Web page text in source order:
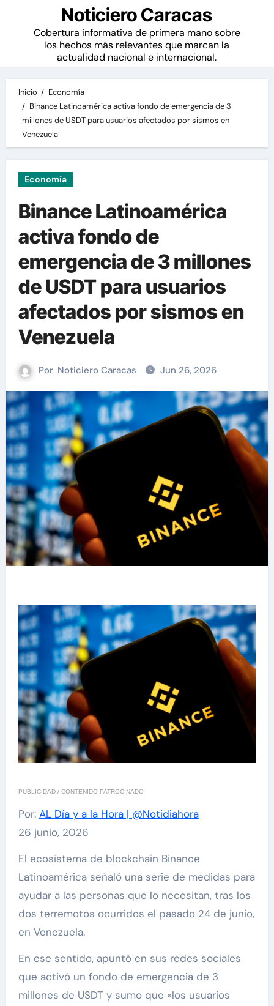
Noticiero Caracas
Cobertura informativa de primera mano sobre
los hechos más relevantes que marcan la
actualidad nacional e internacional.
Inicio
Economía
Binance Latinoamérica activa fondo de emergencia de 3
millones de USDT para usuarios afectados por sismos en
Venezuela
Economía
Binance Latinoamérica
activa fondo de
emergencia de 3 millones
de USDT para usuarios
afectados por sismos en
Venezuela
Por Noticiero Caracas Jun 26, 2026
PUBLICIDAD / CONTENIDO PATROCINADO
Por: AL Día y a la Hora | @Notidiahora
26 junio, 2026
El ecosistema de blockchain Binance
Latinoamérica señaló una serie de medidas para
ayudar a las personas que lo necesitan, tras los
dos terremotos ocurridos el pasado 24 de junio,
en Venezuela.
En ese sentido, apuntó en sus redes sociales
que activó un fondo de emergencia de 3
millones de USDT y sumo que «los usuarios